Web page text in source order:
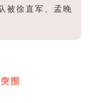
被徐直军、孟晚
围